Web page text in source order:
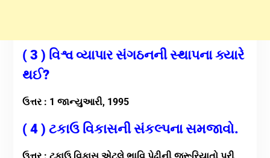
( 3 ) વિશ્વ વ્યાપાર સંગઠનની સ્થાપના ક્યારે
થઈ?
ઉત્તર : 1 જાન્યુઆરી, 1995
( 4 ) ટકાઉ વિકાસની સંકલ્પના સમજાવો.